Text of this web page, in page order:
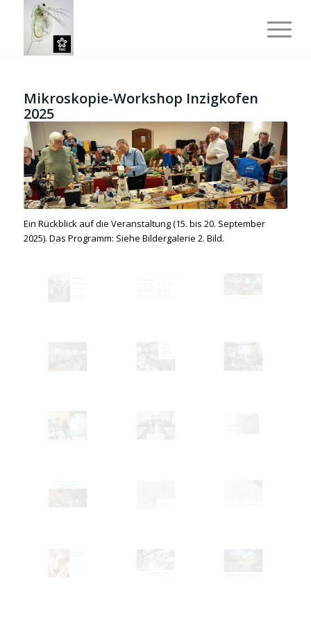
Mikroskopie-Workshop Inzigkofen
2025
Ein Rückblick auf die Veranstaltung (15. bis 20. September
2025). Das Programm: Siehe Bildergalerie 2. Bild.